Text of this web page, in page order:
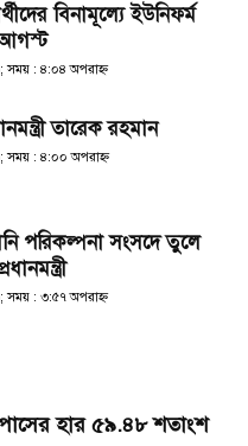
বিনামূল্যে ইউনিফর্ম
সময় : ৪:০৪ অপরাহ্ণ
তারেক রহমান
সময় : ৪:০০ অপরাহ্ণ
পরিকল্পনা সংসদে তুলে
সময় : ৩:৫৭ অপরাহ্ণ
পাসের হার ৫৯.৪৮ শতাংশ